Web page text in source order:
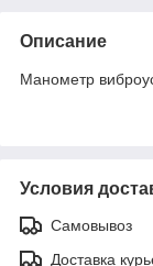
Описание
Манометр
Условия
Самовывоз
Доставка